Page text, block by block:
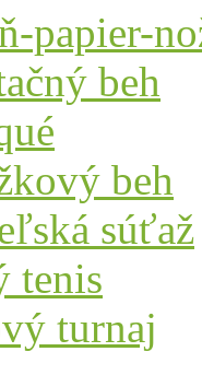
papier-
beh
beh
súťaž
tenis
turnaj